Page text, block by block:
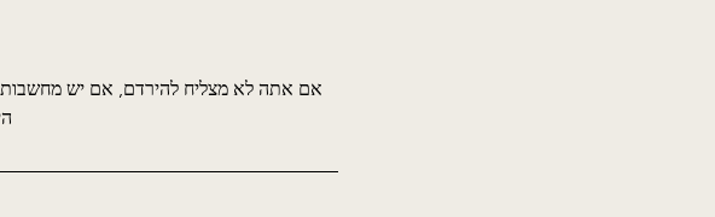
אם אתה לא מצליח להירדם, אם יש